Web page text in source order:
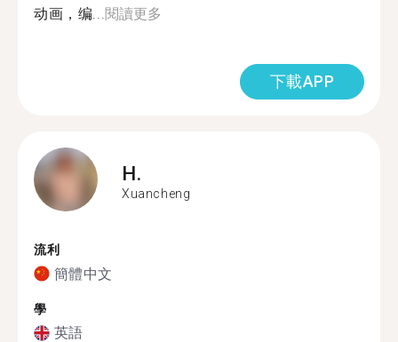
动画，编...閱讀更多
下載APP
H.
Xuancheng
流利
簡體中文
學
英語